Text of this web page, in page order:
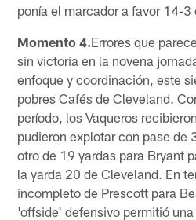
ponía el marcador a favor 14-3
Momento 4.Errores que
sin victoria en la novena
enfoque y coordinación, este
pobres Cafés de Cleveland.
período, los Vaqueros
pudieron explotar con pase de
otro de 19 yardas para Bryant
la yarda 20 de Cleveland. En
incompleto de Prescott para
'offside' defensivo permitió